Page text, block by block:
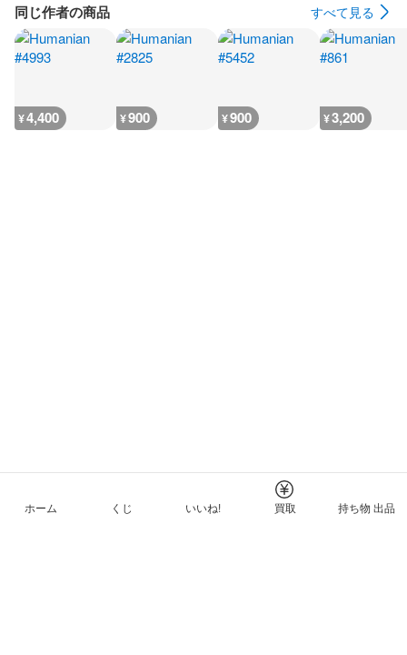
同じ作者の商品 すべて見る
¥4,400 ¥900 ¥900 ¥3,200
ホーム くじ いいね! 買取 持ち物 出品